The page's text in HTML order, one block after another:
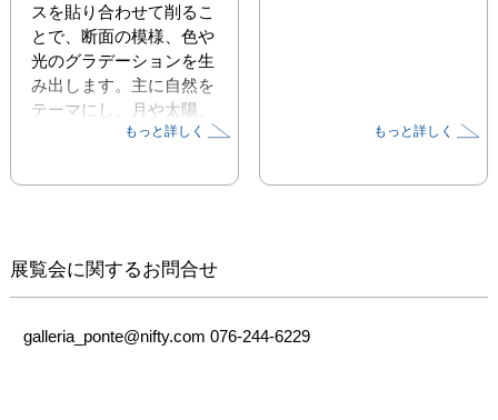
スを貼り合わせて削るこ
とで、断面の模様、色や
光のグラデーションを生
み出します。主に自然を
テーマにし、月や太陽、
樹々をモチーフに、ガラ
す。ガレリアポンテでの
ジェや小作品・アクセサ
リー、そして新たに壁面
もっと詳しく もっと詳しく
展覧会に関するお問合せ
galleria_ponte@nifty.com 076-244-6229